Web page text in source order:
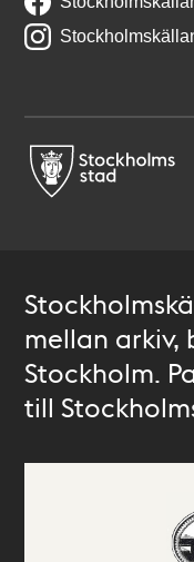
mellan arkiv,
Stockholm.
till